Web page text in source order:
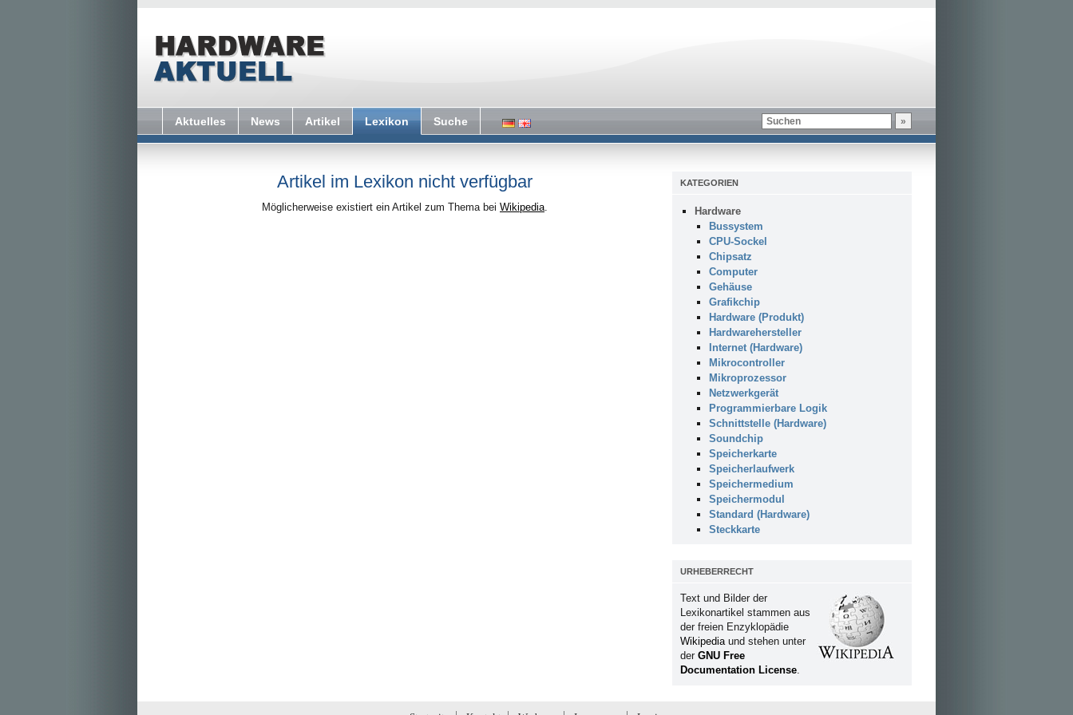
Aktuelles News Artikel Lexikon Suche
Artikel im Lexikon nicht verfügbar
Möglicherweise existiert ein Artikel zum Thema bei Wikipedia.
KATEGORIEN
Hardware
Bussystem
CPU-Sockel
Chipsatz
Computer
Gehäuse
Grafikchip
Hardware (Produkt)
Hardwarehersteller
Internet (Hardware)
Mikrocontroller
Mikroprozessor
Netzwerkgerät
Programmierbare Logik
Schnittstelle (Hardware)
Soundchip
Speicherkarte
Speicherlaufwerk
Speichermedium
Speichermodul
Standard (Hardware)
Steckkarte
URHEBERRECHT
Text und Bilder der
Lexikonartikel stammen aus
der freien Enzyklopädie
Wikipediaund stehen unter
der GNU Free
Documentation License.